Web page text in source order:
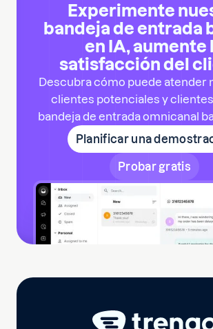
Experimente
bandeja de entrada
en IA, aumente
satisfacción del
Descubra cómo puede atender
clientes potenciales y
bandeja de entrada omnicanal
Planificar una
Probar gratis